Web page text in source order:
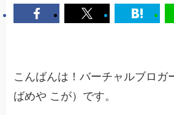
こんばんは！バーチャルブロガ
ばめや こが）です。